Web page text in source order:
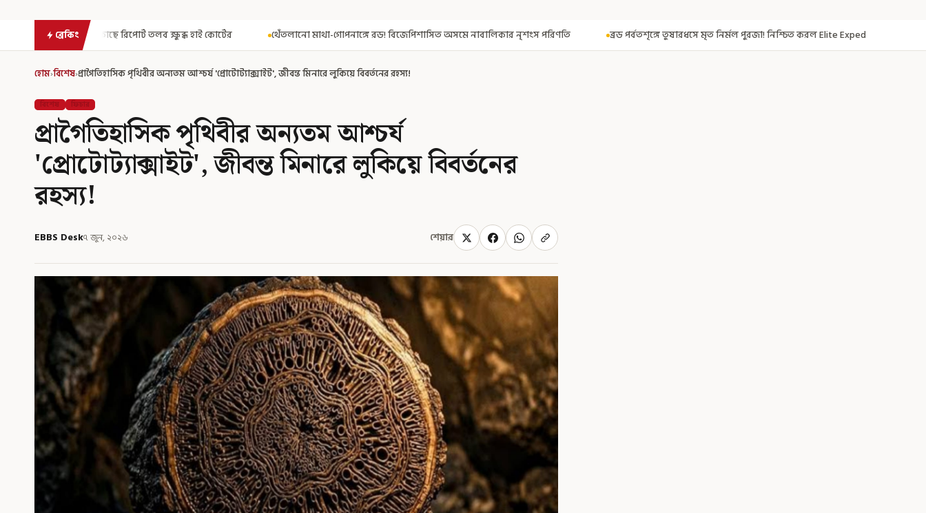
ব্রেকিং
রিপোর্ট তলব ক্ষুব্ধ হাই কোর্টের থেঁতলানো মাথা-গোপনাঙ্গে রড! বিজেপিশাসিত অসমে নাবালিকার নৃশংস পরিণতি ব্রড পর্বতশৃঙ্গে তুষারধসে মৃত নির্মল পুরজা! নিশ্চিত করল Elite Exped নাগরিকত্ব দিতেই CAA! ৩০০
হোম›বিশেষ›প্রাগৈতিহাসিক পৃথিবীর অন্যতম আশ্চর্য 'প্রোটোট্যাক্সাইট', জীবন্ত মিনারে লুকিয়ে বিবর্তনের রহস্য!
বিশেষ ফিচার
প্রাগৈতিহাসিক পৃথিবীর অন্যতম আশ্চর্য
'প্রোটোট্যাক্সাইট', জীবন্ত মিনারে লুকিয়ে বিবর্তনের
রহস্য!
EBBS Desk৭ জুন, ২০২৬ শেয়ার